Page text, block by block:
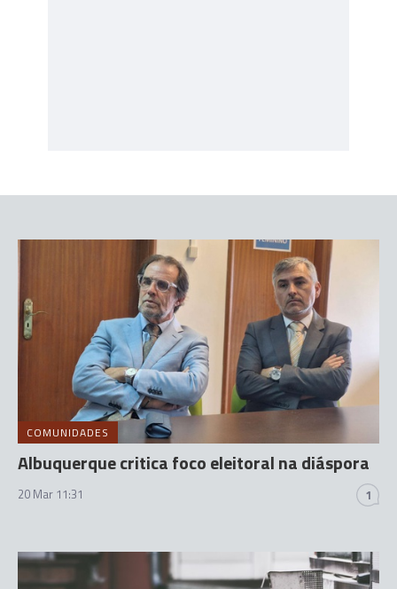
COMUNIDADES
Albuquerque critica foco eleitoral na diáspora
20 Mar 11:31 1